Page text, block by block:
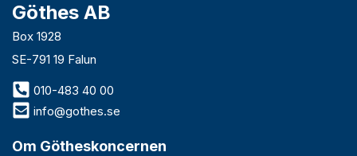
Göthes AB
Box 1928
SE-791 19 Falun
010-483 40 00
info@gothes.se
Om Götheskoncernen